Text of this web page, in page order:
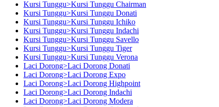
Kursi Tunggu>Kursi Tunggu Chairman
Kursi Tunggu>Kursi Tunggu Donati
Kursi Tunggu>Kursi Tunggu Ichiko
Kursi Tunggu>Kursi Tunggu Indachi
Kursi Tunggu>Kursi Tunggu Savello
Kursi Tunggu>Kursi Tunggu Tiger
Kursi Tunggu>Kursi Tunggu Verona
Laci Dorong>Laci Dorong Donati
Laci Dorong>Laci Dorong Expo
Laci Dorong>Laci Dorong Highpoint
Laci Dorong>Laci Dorong Indachi
Laci Dorong>Laci Dorong Modera